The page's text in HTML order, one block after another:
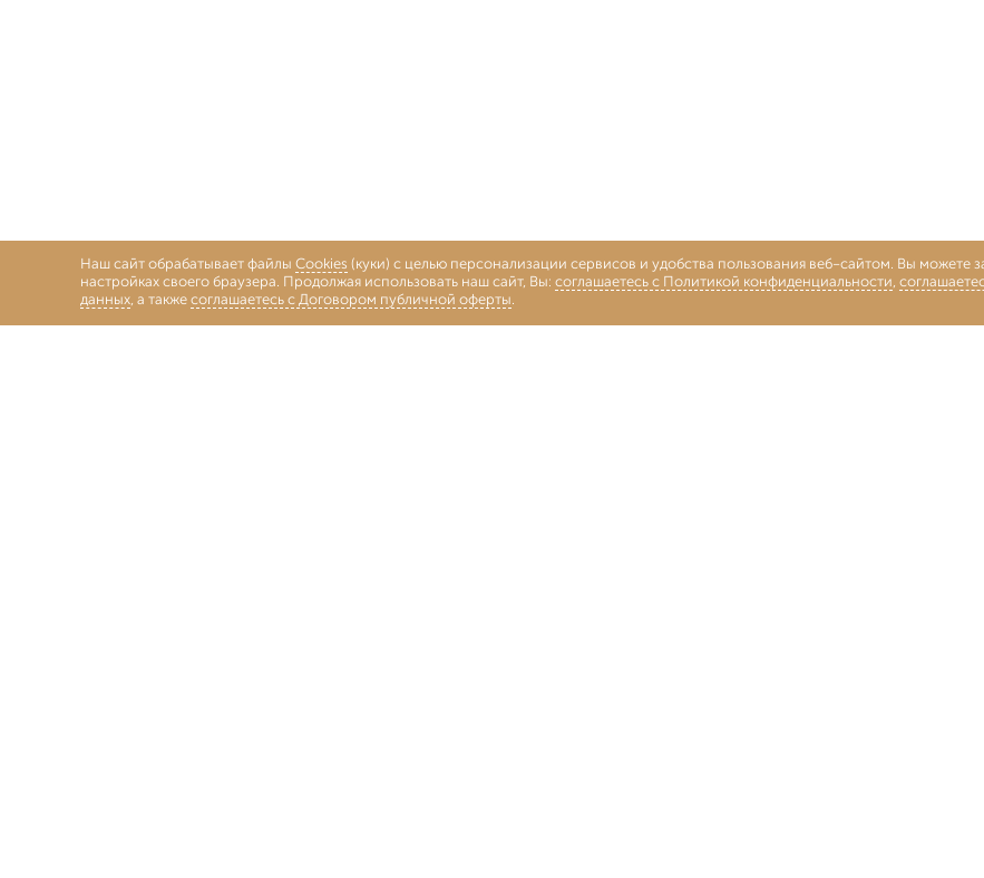
Наш сайт обрабатывает файлы Cookies (куки) с целью персонализации сервисов и удобства пользования веб-сайтом. Вы можете
настройках своего браузера. Продолжая использовать наш сайт, Вы: соглашаетесь с Политикой конфиденциальности,
данных, а также соглашаетесь с Договором публичной оферты.